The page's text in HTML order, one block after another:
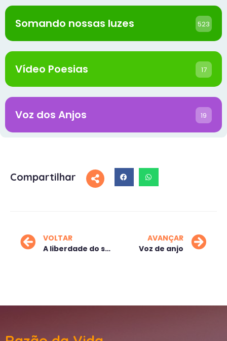
Somando nossas luzes 523
Vídeo Poesias 17
Voz dos Anjos 19
Compartilhar
VOLTAR
A liberdade do saber
AVANÇAR
Voz de anjo